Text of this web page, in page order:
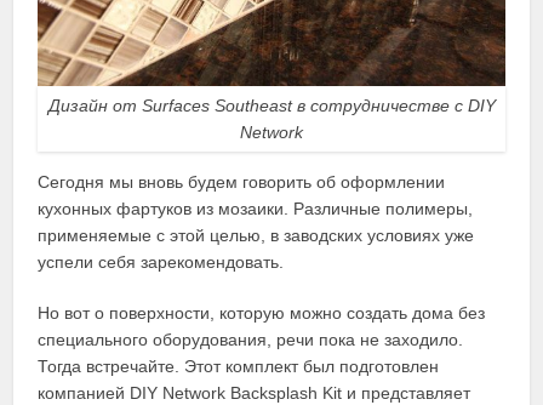
Дизайн от Surfaces Southeast в сотрудничестве с DIY
Network
Сегодня мы вновь будем говорить об оформлении
кухонных фартуков из мозаики. Различные полимеры,
применяемые с этой целью, в заводских условиях уже
успели себя зарекомендовать.
Но вот о поверхности, которую можно создать дома без
специального оборудования, речи пока не заходило.
Тогда встречайте. Этот комплект был подготовлен
компанией DIY Network Backsplash Kit и представляет